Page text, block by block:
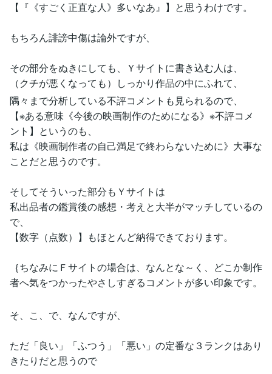
【『《すごく正直な人》多いなあ』】と思うわけです。
もちろん誹謗中傷は論外ですが、
その部分をぬきにしても、Ｙサイトに書き込む人は、
（クチが悪くなっても）しっかり作品の中にふれて、
隅々まで分析している不評コメントも見られるので、
【※ある意味《今後の映画制作のためになる》※不評コメ
ント】というのも、
私は《映画制作者の自己満足で終わらないために》大事な
ことだと思うのです。
そしてそういった部分もＹサイトは
私出品者の鑑賞後の感想・考えと大半がマッチしているの
で、
【数字（点数）】もほとんど納得できております。
｛ちなみにＦサイトの場合は、なんとな～く、どこか制作
者へ気をつかったやさしすぎるコメントが多い印象です。
そ、こ、で、なんですが、
ただ「良い」「ふつう」「悪い」の定番な３ランクはあり
きたりだと思うので